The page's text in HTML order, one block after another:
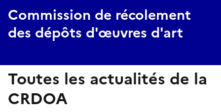
Commission de récolement
des dépôts d'œuvres d'art
Toutes les actualités de la
CRDOA